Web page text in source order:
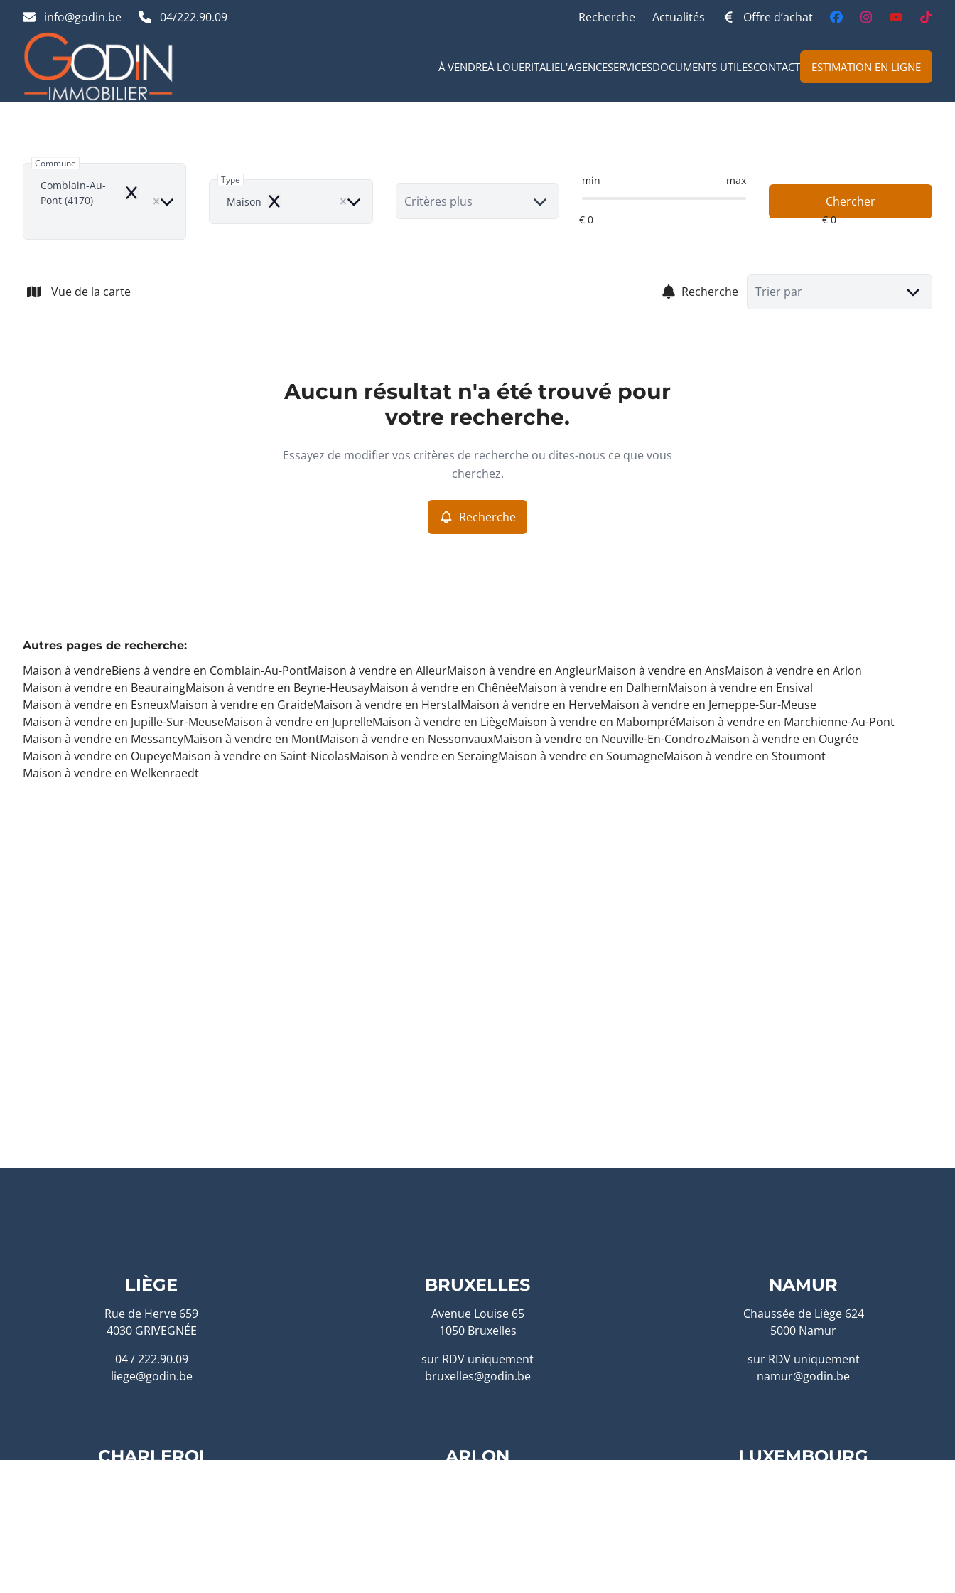
info@godin.be 04/222.90.09 Recherche Actualités Offre d’achat
À VENDREÀ LOUERITALIEL'AGENCESERVICESDOCUMENTS UTILESCONTACT ESTIMATION EN LIGNE
Commune
Comblain-Au-
Pont (4170)
Remove
Type
Maison Remove Critères plus
min max
Chercher
Vue de la carte Recherche Trier par
Aucun résultat n'a été trouvé pour
votre recherche.
Essayez de modifier vos critères de recherche ou dites-nous ce que vous
cherchez.
Recherche
Autres pages de recherche:
Maison à vendreBiens à vendre en Comblain-Au-PontMaison à vendre en AlleurMaison à vendre en AngleurMaison à vendre en AnsMaison à vendre en Arlon
Maison à vendre en BeauraingMaison à vendre en Beyne-HeusayMaison à vendre en ChênéeMaison à vendre en DalhemMaison à vendre en Ensival
Maison à vendre en EsneuxMaison à vendre en GraideMaison à vendre en HerstalMaison à vendre en HerveMaison à vendre en Jemeppe-Sur-Meuse
Maison à vendre en Jupille-Sur-MeuseMaison à vendre en JuprelleMaison à vendre en LiègeMaison à vendre en MabompréMaison à vendre en Marchienne-Au-Pont
Maison à vendre en MessancyMaison à vendre en MontMaison à vendre en NessonvauxMaison à vendre en Neuville-En-CondrozMaison à vendre en Ougrée
Maison à vendre en OupeyeMaison à vendre en Saint-NicolasMaison à vendre en SeraingMaison à vendre en SoumagneMaison à vendre en Stoumont
Maison à vendre en Welkenraedt
LIÈGE
Rue de Herve 659
4030 GRIVEGNÉE
04 / 222.90.09
liege@godin.be
BRUXELLES
Avenue Louise 65
1050 Bruxelles
sur RDV uniquement
bruxelles@godin.be
NAMUR
Chaussée de Liège 624
5000 Namur
sur RDV uniquement
namur@godin.be
CHARLEROI ARLON LUXEMBOURG